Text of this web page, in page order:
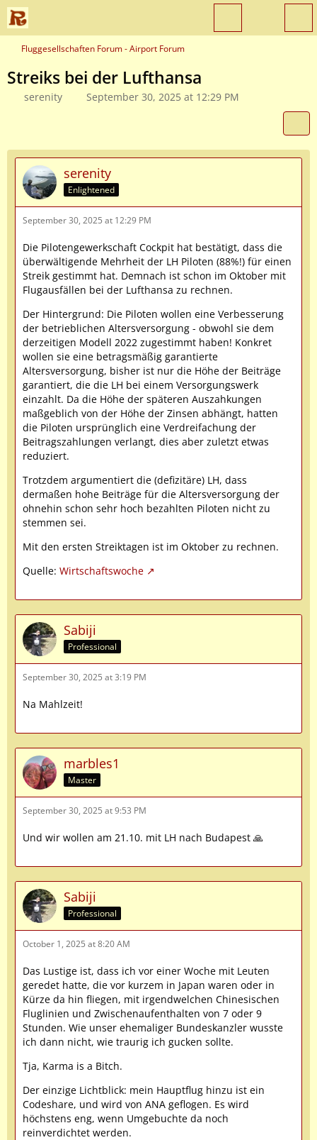
Fluggesellschaften Forum - Airport Forum
Streiks bei der Lufthansa
serenity September 30, 2025 at 12:29 PM
serenity
Enlightened
September 30, 2025 at 12:29 PM
Die Pilotengewerkschaft Cockpit hat bestätigt, dass die
überwältigende Mehrheit der LH Piloten (88%!) für einen
Streik gestimmt hat. Demnach ist schon im Oktober mit
Flugausfällen bei der Lufthansa zu rechnen.
Der Hintergrund: Die Piloten wollen eine Verbesserung
der betrieblichen Altersversorgung - obwohl sie dem
derzeitigen Modell 2022 zugestimmt haben! Konkret
wollen sie eine betragsmäßig garantierte
Altersversorgung, bisher ist nur die Höhe der Beiträge
garantiert, die die LH bei einem Versorgungswerk
einzahlt. Da die Höhe der späteren Auszahkungen
maßgeblich von der Höhe der Zinsen abhängt, hatten
die Piloten ursprünglich eine Verdreifachung der
Beitragszahlungen verlangt, dies aber zuletzt etwas
reduziert.
Trotzdem argumentiert die (defizitäre) LH, dass
dermaßen hohe Beiträge für die Altersversorgung der
ohnehin schon sehr hoch bezahlten Piloten nicht zu
stemmen sei.
Mit den ersten Streiktagen ist im Oktober zu rechnen.
Quelle: Wirtschaftswoche
Sabiji
Professional
September 30, 2025 at 3:19 PM
Na Mahlzeit!
marbles1
Master
September 30, 2025 at 9:53 PM
Und wir wollen am 21.10. mit LH nach Budapest 🙏
Sabiji
Professional
October 1, 2025 at 8:20 AM
Das Lustige ist, dass ich vor einer Woche mit Leuten
geredet hatte, die vor kurzem in Japan waren oder in
Kürze da hin fliegen, mit irgendwelchen Chinesischen
Fluglinien und Zwischenaufenthalten von 7 oder 9
Stunden. Wie unser ehemaliger Bundeskanzler wusste
ich dann nicht, wie traurig ich gucken sollte.
Tja, Karma is a Bitch.
Der einzige Lichtblick: mein Hauptflug hinzu ist ein
Codeshare, und wird von ANA geflogen. Es wird
höchstens eng, wenn Umgebuchte da noch
reinverdichtet werden.